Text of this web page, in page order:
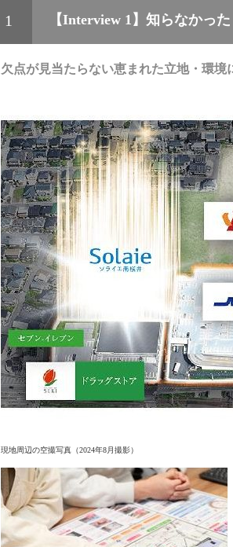
1 【Interview 1】知らなかっ
欠点が見当たらない恵まれた立地・環境
現地周辺の空撮写真（2024年8月撮影）